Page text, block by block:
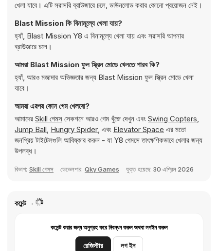
খেলা যাবে। এটি সরাসরি ব্রাউজারে চলে, ডাউনলোড করার কোনো প্রয়োজন নেই।
Blast Mission কি বিনামূল্যে খেলা যায়?
হ্যাঁ, Blast Mission Y8 এ বিনামূল্যে খেলা যায় এবং সরাসরি আপনার
ব্রাউজারে চলে।
আমরা Blast Mission ফুল স্ক্রিন মোডে খেলতে পারব কি?
হ্যাঁ, আরও মজাদার অভিজ্ঞতার জন্য Blast Mission ফুল স্ক্রিন মোডে খেলা
যাবে।
আমরা এরপর কোন গেম খেলবো?
আমাদের Skill গেমস সেকশনে আরও গেম খুঁজে দেখুন এবং Swing Copters,
Jump Ball, Hungry Spider, এবং Elevator Space এর মতো
জনপ্রিয় টাইটেলগুলি আবিষ্কার করুন - যা Y8 গেমসে তাৎক্ষণিকভাবে খেলার জন্য
উপলব্ধ।
বিভাগ: Skill গেমস ডেভেলপার: Qky Games যুক্ত হয়েছে 30 এপ্রিল 2026
কমেন্ট
কমেন্ট করার জন্য অনুগ্রহ করে নিবন্ধন করুন অথবা লগইন করুন
রেজিস্টার লগ ইন